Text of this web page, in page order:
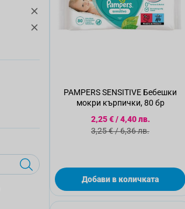
Търсене
PAMPERS SENSITIVE Бебешки
мокри кърпички, 80 бр
Специална цена
2,25 €/4,40 лв.
Стандартна цена
3,25 €/6,36 лв.
Добави в количката